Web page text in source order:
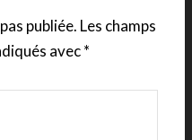
publiée. Les champs
avec*